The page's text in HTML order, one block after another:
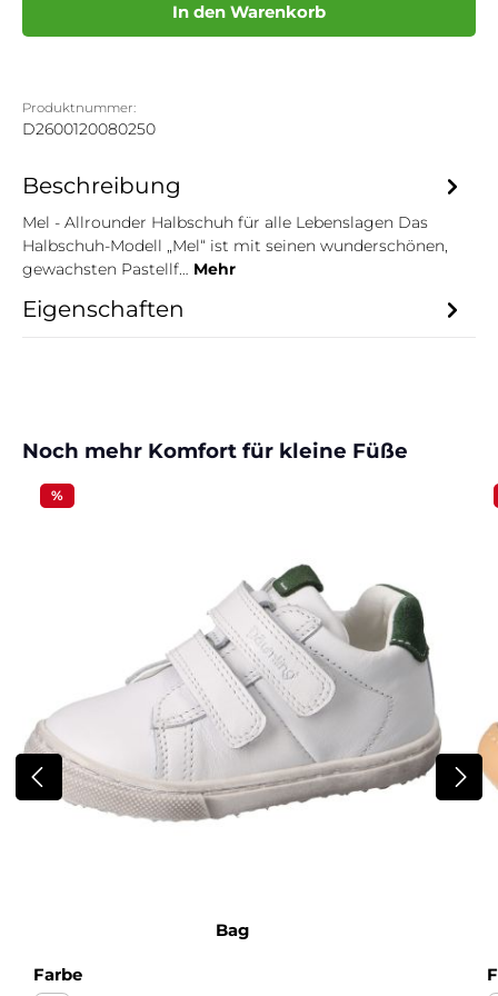
In den Warenkorb
Produktnummer:
D2600120080250
Beschreibung
Mel - Allrounder Halbschuh für alle Lebenslagen Das
Halbschuh-Modell „Mel“ ist mit seinen wunderschönen,
gewachsten Pastellf… Mehr
Eigenschaften
Produktgalerie überspringen
Noch mehr Komfort für kleine Füße
%
Bag
Farbeauswählen